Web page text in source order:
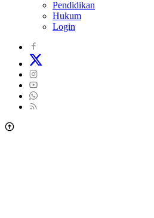
Pendidikan
Hukum
Login